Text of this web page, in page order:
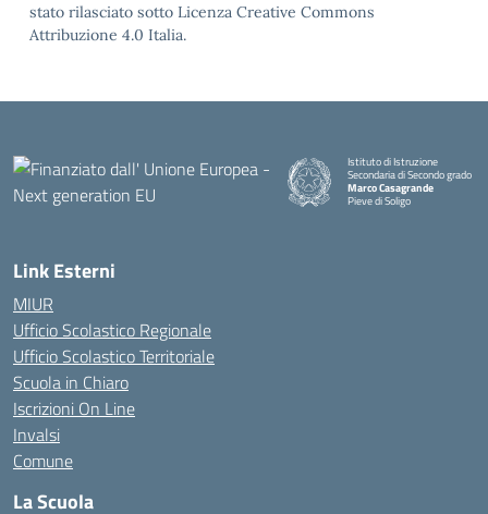
stato rilasciato sotto Licenza Creative Commons
Attribuzione 4.0 Italia.
Istituto di Istruzione
Secondaria di Secondo grado
Marco Casagrande
Pieve di Soligo
Link Esterni
MIUR
Ufficio Scolastico Regionale
Ufficio Scolastico Territoriale
Scuola in Chiaro
Iscrizioni On Line
Invalsi
Comune
La Scuola